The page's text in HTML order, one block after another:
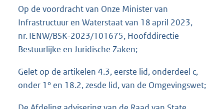
K
Op de voordracht van Onze Minister van
Infrastructuur en Waterstaat van 18 april 2023,
nr. IENW/BSK-2023/101675, Hoofddirectie
Bestuurlijke en Juridische Zaken;
Gelet op de artikelen 4.3, eerste lid, onderdeel c,
onder 1° en 18.2, zesde lid, van de Omgevingswet;